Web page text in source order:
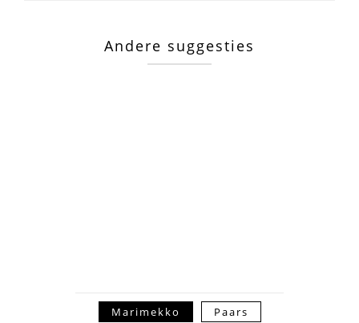
Andere suggesties
Marimekko Paars